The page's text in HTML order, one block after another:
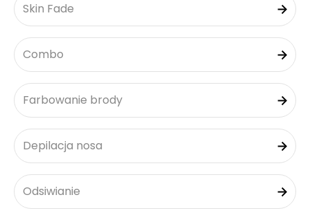
Skin Fade
Combo
Farbowanie brody
Depilacja nosa
Odsiwianie